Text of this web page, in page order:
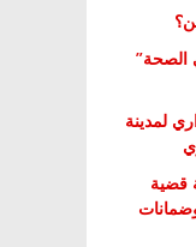
الصحة”
لمدينة
قضية